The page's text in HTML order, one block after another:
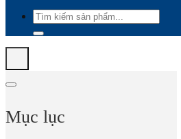
Tìm
kiếm:
Mục lục